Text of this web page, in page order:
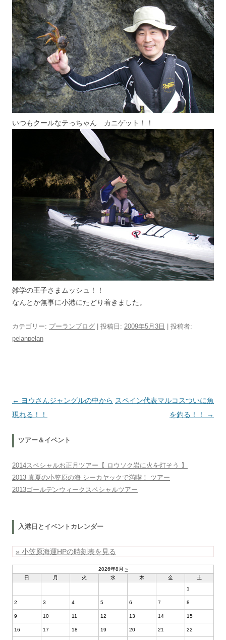
いつもクールなテっちゃん カニゲット！！
雑学の王子さまムッシュ！！
なんとか無事に小港にたどり着きました。
カテゴリー: プーランブログ | 投稿日: 2009年5月3日
投稿者:
pelanpelan
投稿ナビゲーション
← ヨウさんジャングルの中から
現れる！！
スペイン代表マルコスついに魚
を釣る！！
→
ツアー＆イベント
2014スペシャルお正月ツアー【 ロウソク岩に火を灯そう 】
2013 真夏の小笠原の海 シーカヤックで満喫！ ツアー
2013ゴールデンウィークスペシャルツアー
入港日とイベントカレンダー
» 小笠原海運HPの時刻表を見る
2026年8月 »
日
月 火 水 木 金
土
1
2 3 4 5 6 7 8
9 10 11 12 13 14 15
16 17 18 19 20 21 22